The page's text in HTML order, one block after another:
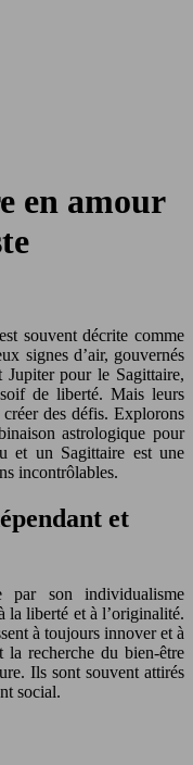
en amour
souvent décrite comme
signes d’air, gouvernés
pour le Sagittaire,
de liberté. Mais leurs
des défis. Explorons
astrologique pour
et un Sagittaire est une
incontrôlables.
et
par son individualisme
la liberté et à l’originalité.
à toujours innover et à
la recherche du bien-être
Ils sont souvent attirés
social.